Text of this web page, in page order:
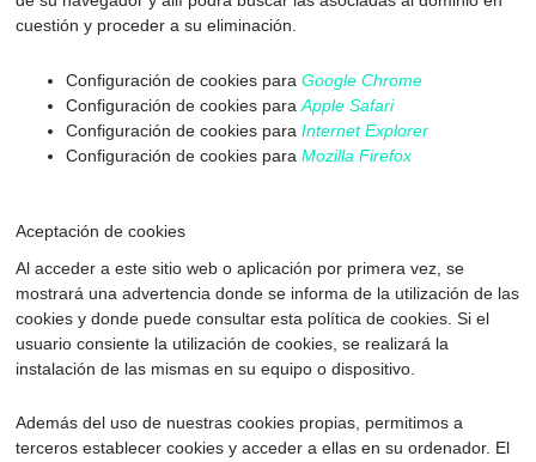
cuestión y proceder a su eliminación.
Configuración de cookies paraGoogle Chrome
Configuración de cookies paraApple Safari
Configuración de cookies paraInternet Explorer
Configuración de cookies paraMozilla Firefox
Aceptación de cookies
Al acceder a este sitio web o aplicación por primera vez, se
mostrará una advertencia donde se informa de la utilización de las
cookies y donde puede consultar esta política de cookies. Si el
usuario consiente la utilización de cookies, se realizará la
instalación de las mismas en su equipo o dispositivo.
Además del uso de nuestras cookies propias, permitimos a
terceros establecer cookies y acceder a ellas en su ordenador. El